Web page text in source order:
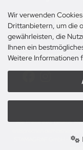
Social Media
Alle Preise exkl. gesetzl.
STAMAGRAF GmbH -
Wir verwenden
Drittanbietern, um die
gewährleisten, die
Ihnen ein
Weitere Informationen